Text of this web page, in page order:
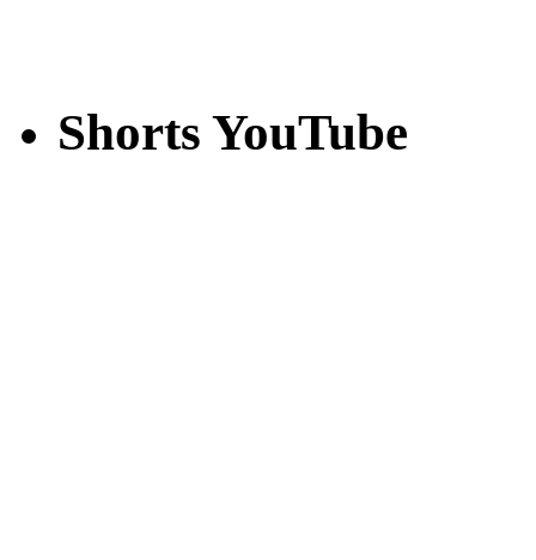
Shorts YouTube